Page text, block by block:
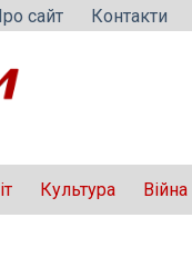
сайт Контакти
Культура Війна